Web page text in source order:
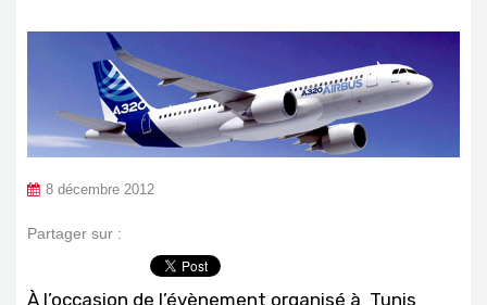
8 décembre 2012
Partager sur :
À l’occasion de l’évènement organisé à Tunis